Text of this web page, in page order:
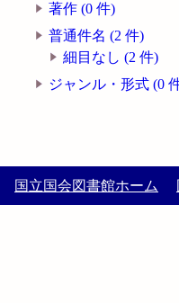
著作 (0 件)
普通件名 (2 件)
細目なし (2 件)
ジャンル・形式 (0
国立国会図書館ホーム